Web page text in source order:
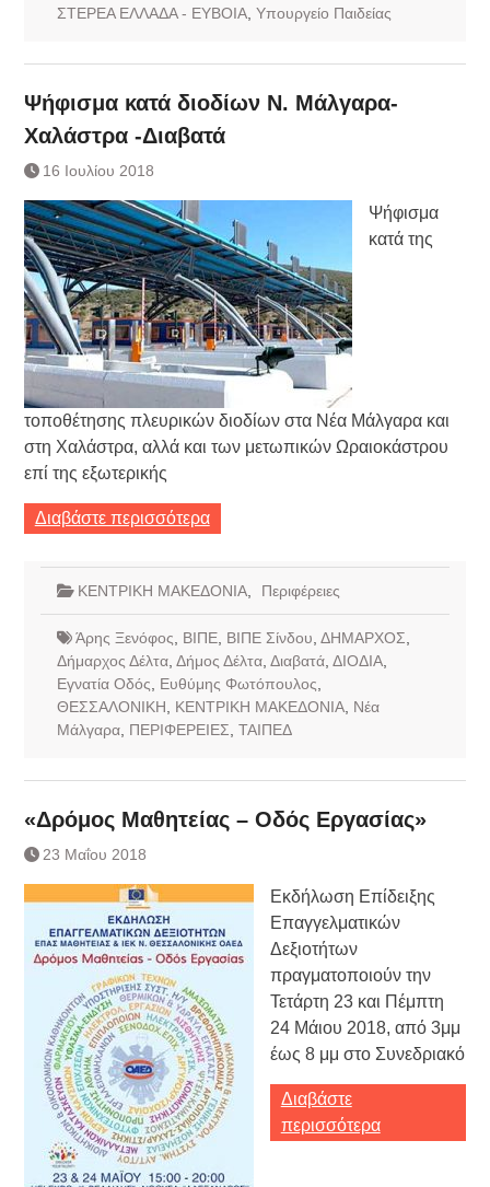
ΣΤΕΡΕΑ ΕΛΛΑΔΑ - ΕΥΒΟΙΑ, Υπουργείο Παιδείας
Ψήφισμα κατά διοδίων Ν. Μάλγαρα-
Χαλάστρα -Διαβατά
16 Ιουλίου 2018
Ψήφισμα
κατά της
τοποθέτησης πλευρικών διοδίων στα Νέα Μάλγαρα και
στη Χαλάστρα, αλλά και των μετωπικών Ωραιοκάστρου
επί της εξωτερικής
Διαβάστε περισσότερα
ΚΕΝΤΡΙΚΗ ΜΑΚΕΔΟΝΙΑ, Περιφέρειες
Άρης Ξενόφος ΒΙΠΕ, ΒΙΠΕ Σίνδου ΔΗΜΑΡΧΟΣ
Δήμαρχος Δέλτα, Δήμος Δέλτα, Διαβατά, ΔΙΟΔΙΑ,
Εγνατία Οδός
Ευθύμης Φωτόπουλος
ΘΕΣΣΑΛΟΝΙΚΗ
ΚΕΝΤΡΙΚΗ ΜΑΚΕΔΟΝΙΑ, Νέα
Μάλγαρα, ΠΕΡΙΦΕΡΕΙΕΣ ΤΑΙΠΕΔ
«Δρόμος Μαθητείας – Οδός Εργασίας»
23 Μαΐου 2018
Εκδήλωση Επίδειξης
Επαγγελματικών
Δεξιοτήτων
πραγματοποιούν την
Τετάρτη 23 και Πέμπτη
24 Μάιου 2018, από 3μμ
έως 8 μμ στο Συνεδριακό
Διαβάστε
περισσότερα